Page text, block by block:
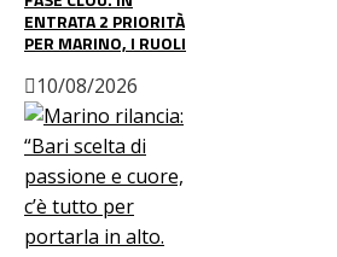
ENTRATA 2 PRIORITÀ
PER MARINO, I RUOLI
10/08/2026